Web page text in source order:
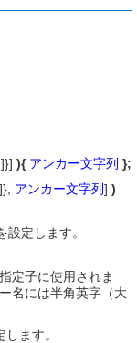
]}] ){ アンカー文字列 };
]}, アンカー文字列] )
定します。
定子に使用されま
名には半角英字（大
ます。